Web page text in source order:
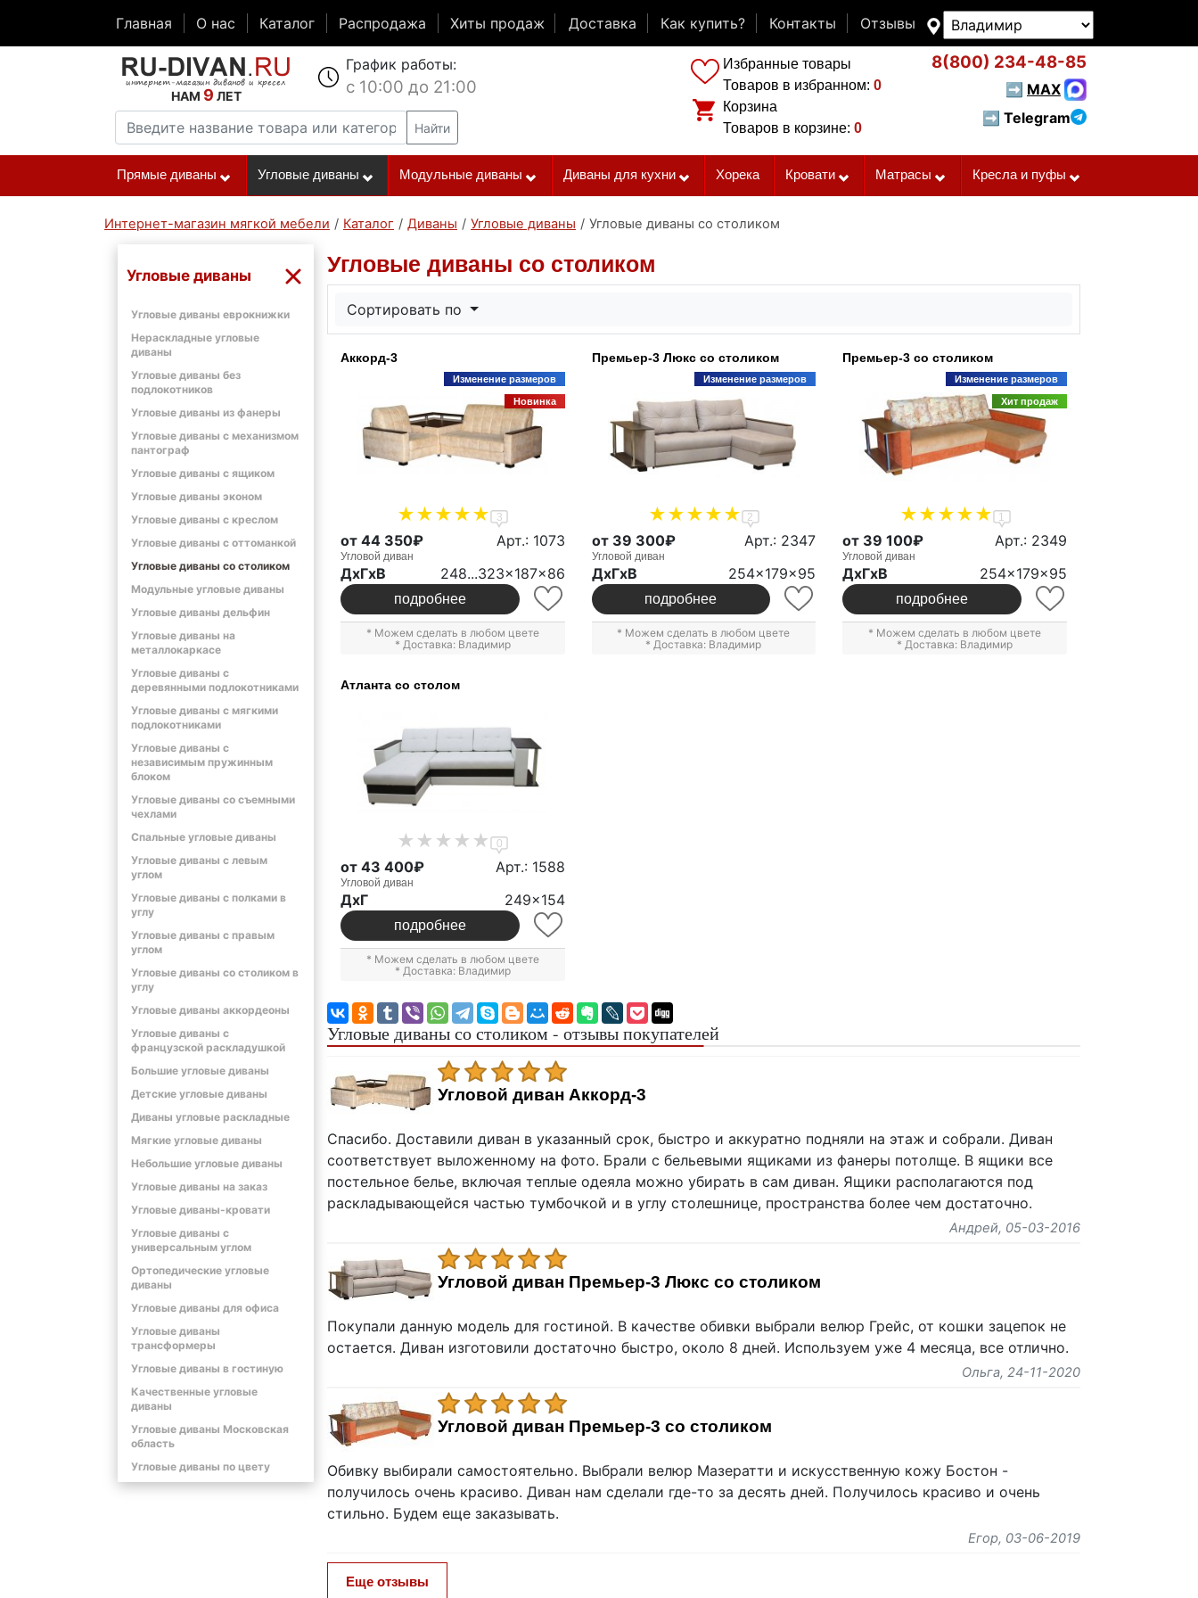
Главная О нас Каталог Распродажа Хиты продаж Доставка Как купить? Контакты Отзывы
НАМ 9 ЛЕТ
График работы:
с 10:00 до 21:00
Найти
Избранные товары
Товаров в избранном: 0
Корзина
Товаров в корзине: 0
8(800) 234-48-85
➡ MAX
➡ Telegram
Прямые диваны Угловые диваны Модульные диваны Диваны для кухни Хорека Кровати Матрасы Кресла и пуфы
Интернет-магазин мягкой мебели / Каталог / Диваны / Угловые диваны / Угловые диваны со столиком
Угловые диваны
Угловые диваны еврокнижки
Нераскладные угловые
диваны
Угловые диваны без
подлокотников
Угловые диваны из фанеры
Угловые диваны с механизмом
пантограф
Угловые диваны с ящиком
Угловые диваны эконом
Угловые диваны с креслом
Угловые диваны с оттоманкой
Угловые диваны со столиком
Модульные угловые диваны
Угловые диваны дельфин
Угловые диваны на
металлокаркасе
Угловые диваны с
деревянными подлокотниками
Угловые диваны с мягкими
подлокотниками
Угловые диваны с
независимым пружинным
блоком
Угловые диваны со съемными
чехлами
Спальные угловые диваны
Угловые диваны с левым
углом
Угловые диваны с полками в
углу
Угловые диваны с правым
углом
Угловые диваны со столиком в
углу
Угловые диваны аккордеоны
Угловые диваны с
французской раскладушкой
Большие угловые диваны
Детские угловые диваны
Диваны угловые раскладные
Мягкие угловые диваны
Небольшие угловые диваны
Угловые диваны на заказ
Угловые диваны-кровати
Угловые диваны с
универсальным углом
Ортопедические угловые
диваны
Угловые диваны для офиса
Угловые диваны
трансформеры
Угловые диваны в гостиную
Качественные угловые
диваны
Угловые диваны Московская
область
Угловые диваны по цвету
Угловые диваны со столиком
Сортировать по
Аккорд-3
Изменение размеров
Новинка
3
от 44 350₽ Арт.: 1073
Угловой диван
ДxГxВ 248...323x187x86
подробнее
* Можем сделать в любом цвете
* Доставка: Владимир
Премьер-3 Люкс со столиком
Изменение размеров
2
от 39 300₽ Арт.: 2347
Угловой диван
ДxГxВ 254x179x95
подробнее
* Можем сделать в любом цвете
* Доставка: Владимир
Премьер-3 со столиком
Изменение размеров
Хит продаж
1
от 39 100₽ Арт.: 2349
Угловой диван
ДxГxВ 254x179x95
подробнее
* Можем сделать в любом цвете
* Доставка: Владимир
Атланта со столом
0
от 43 400₽ Арт.: 1588
Угловой диван
ДxГ 249x154
подробнее
* Можем сделать в любом цвете
* Доставка: Владимир
Угловые диваны со столиком - отзывы покупателей
Угловой диван Аккорд-3
Спасибо. Доставили диван в указанный срок, быстро и аккуратно подняли на этаж и собрали. Диван
соответствует выложенному на фото. Брали с бельевыми ящиками из фанеры потолще. В ящики все
постельное белье, включая теплые одеяла можно убирать в сам диван. Ящики располагаются под
раскладывающейся частью тумбочкой и в углу столешнице, пространства более чем достаточно.
Андрей, 05-03-2016
Угловой диван Премьер-3 Люкс со столиком
Покупали данную модель для гостиной. В качестве обивки выбрали велюр Грейс, от кошки зацепок не
остается. Диван изготовили достаточно быстро, около 8 дней. Используем уже 4 месяца, все отлично.
Ольга, 24-11-2020
Угловой диван Премьер-3 со столиком
Обивку выбирали самостоятельно. Выбрали велюр Мазератти и искусственную кожу Бостон -
получилось очень красиво. Диван нам сделали где-то за десять дней. Получилось красиво и очень
стильно. Будем еще заказывать.
Егор, 03-06-2019
Еще отзывы